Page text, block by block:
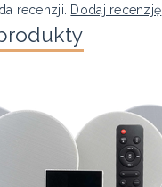
recenzji. Dodaj recenzję